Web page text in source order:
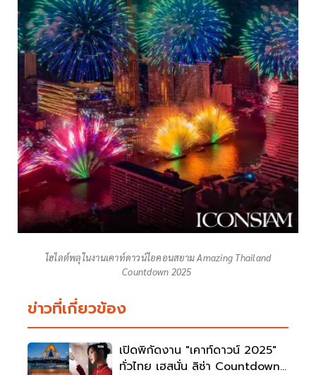
ไฮไลต์พลุในงานเคาท์ดาวน์ไอคอนสยาม Amazing Thailand
Countdown 2025
ข่าวที่เกี่ยวข้อง
เปิดพิกัดงาน "เคาท์ดาวน์ 2025"
ทั่วไทย เฮสนั่น ลิซ่า Countdown